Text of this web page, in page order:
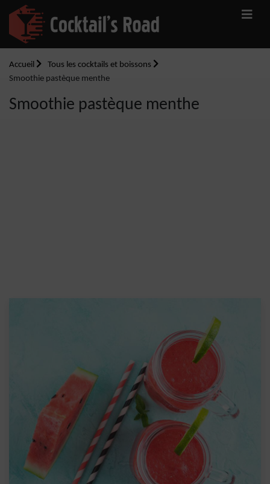
Accueil
Tous les cocktails et boissons
Smoothie pastèque menthe
Smoothie pastèque menthe